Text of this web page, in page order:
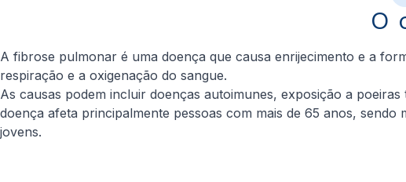
O
A fibrose pulmonar é uma doença que causa enrijecimento e a
respiração e a oxigenação do sangue.
As causas podem incluir doenças autoimunes, exposição a
doença afeta principalmente pessoas com mais de 65 anos,
jovens.